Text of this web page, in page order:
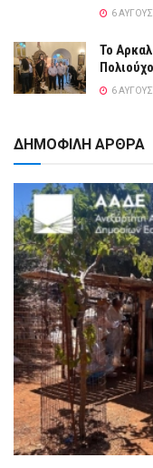
6
Το
6
ΔΗΜΟΦΙΛΗ ΑΡΘΡΑ